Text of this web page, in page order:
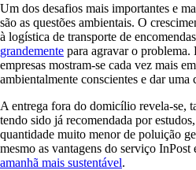
Um dos desafios mais importantes e
são as questões ambientais. O
à logística de transporte de
grandemente para agravar o
empresas mostram-se cada vez mais
ambientalmente conscientes e dar
A entrega fora do domicílio revela-se,
tendo sido já recomendada por
quantidade muito menor de poluição
mesmo as vantagens do serviço InPost
amanhã mais sustentável.